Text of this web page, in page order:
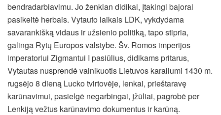
bendradarbiavimu. Jo ženklan didikai, įtakingi bajorai
pasikeitė herbais. Vytauto laikais LDK, vykdydama
savarankišką vidaus ir užsienio politiką, tapo stipria,
galinga Rytų Europos valstybe. Šv. Romos imperijos
imperatoriui Zigmantui I pasiūlius, didikams pritarus,
Vytautas nusprendė vainikuotis Lietuvos karaliumi 1430 m.
rugsėjo 8 dieną Lucko tvirtovėje, lenkai, prieštaravę
karūnavimui, pasielgė negarbingai, įžūliai, pagrobė per
Lenkiją vežtus karūnavimo dokumentus ir karūną.